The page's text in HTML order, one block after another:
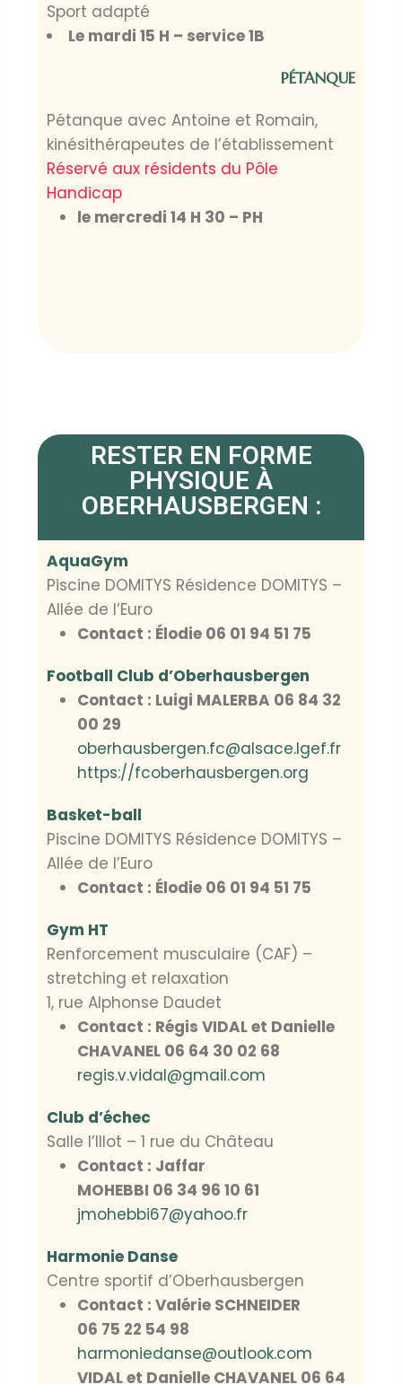
Sport adapté
Le mardi 15 H – service 1B
PÉTANQUE
Pétanque avec Antoine et Romain,
kinésithérapeutes de l’établissement
Réservé aux résidents du Pôle
Handicap
le mercredi 14 H 30 – PH
RESTER EN FORME
PHYSIQUE À
OBERHAUSBERGEN :
AquaGym
Piscine DOMITYS Résidence DOMITYS –
Allée de l’Euro
Contact : Élodie 06 01 94 51 75
Football Club d’Oberhausbergen
Contact : Luigi MALERBA 06 84 32
00 29
oberhausbergen.fc@alsace.lgef.fr
https://fcoberhausbergen.org
Basket-ball
Piscine DOMITYS Résidence DOMITYS –
Allée de l’Euro
Contact : Élodie 06 01 94 51 75
Gym HT
Renforcement musculaire (CAF) –
stretching et relaxation
1, rue Alphonse Daudet
Contact : Régis VIDAL et Danielle
CHAVANEL 06 64 30 02 68
regis.v.vidal@gmail.com
Club d’échec
Salle l’Illot – 1 rue du Château
Contact : Jaffar
MOHEBBI 06 34 96 10 61
jmohebbi67@yahoo.fr
Harmonie Danse
Centre sportif d’Oberhausbergen
Contact : Valérie SCHNEIDER
06 75 22 54 98
harmoniedanse@outlook.com
VIDAL et Danielle CHAVANEL 06 64